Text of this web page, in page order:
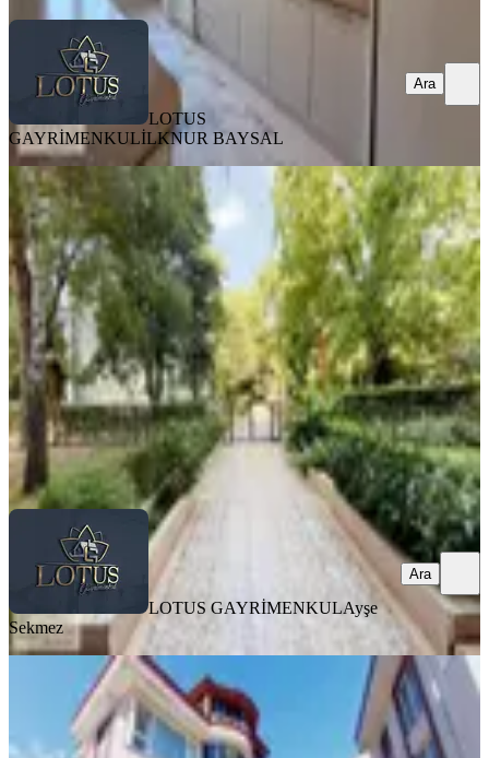
LOTUS
GAYRİMENKULİLKNUR BAYSAL
Ara
SİTE İÇİ
İzmit Yahya Kaptan Arasta Avm
Bölgesi Satılık 3+1 Arakat Daire
İzmit, Yahyakaptan Mahallesi
3+1
·120 m²·2. Kat· 06.08.2026
6.850.000 ₺
LOTUS GAYRİMENKUL Ayşe Sekmez
Ara
LOTUS GAYRİMENKULAyşe
Sekmez
Ara
MANZARALI
Kocaeli İzmit Yahyakaptan Armada5
Acil Satılık 4+1 B.dubleks
İzmit, Yahyakaptan Mahallesi